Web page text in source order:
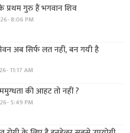
प्रथम गुरु हैं भगवान शिव
8:06 PM
अब सिर्फ लत नहीं, बन गयी है
11:17 AM
की आहट तो नहीं ?
5:49 PM